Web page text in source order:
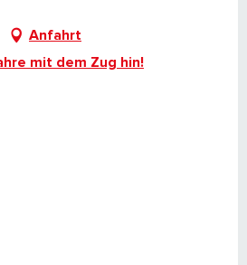
Anfahrt
mit dem Zug hin!